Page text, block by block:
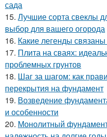
сада
15. Лучшие сорта свеклы
выбор для вашего огорода
16. Какие легенды
17. Плита на сваях:
проблемных грунтов
18. Шаг за шагом: как
перекрытия на фундамент
19. Возведение
и особенности
20. Монолитный